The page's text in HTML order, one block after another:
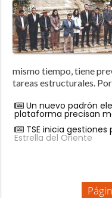
mismo tiempo, tiene
tareas estructurales. Por
Un nuevo padrón
plataforma precisan
TSE inicia
Estrella del Oriente